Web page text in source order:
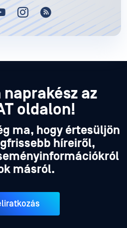
az
oldalon!
ma, hogy értesüljön
híreiről,
másról.